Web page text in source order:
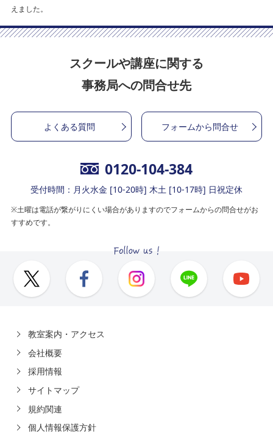
えました。
スクールや講座に関する
事務局への問合せ先
よくある質問 フォームから問合せ
0120-104-384
受付時間：月火水金 [10-20時] 木土 [10-17時] 日祝定休
※土曜は電話が繋がりにくい場合がありますのでフォームからの問合せがお
すすめです。
教室案内・アクセス
会社概要
採用情報
サイトマップ
規約関連
個人情報保護方針